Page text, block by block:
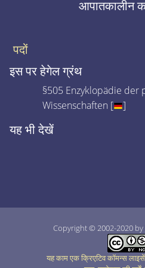
आपातकालीन
पदों
इस पर हेगेल ग्रंथ
§505 Enzyklopädie der
Wissenschaften [
]
यह भी देखें
Copyright © 2002-2020
यह काम एक क्रिएटिव कॉमन्स